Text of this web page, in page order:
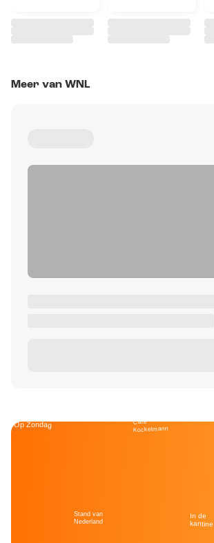
Meer van WNL
Op Zondag
Stand van
Nederland
Café
Kockelmann
In de
kantine